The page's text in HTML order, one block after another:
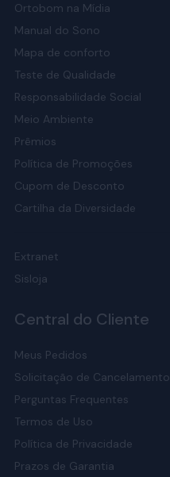
Ortobom na Mídia
Manual do Sono
Mapa de conforto
Teste de Qualidade
Responsabilidade Social
Meio Ambiente
Prêmios
Política de Promoções
Cupom de Desconto
Cartilha da Diversidade
Extranet
Sisloja
Central do Cliente
Meus Pedidos
Solicitação de Cancelamento
Perguntas Frequentes
Termos de Uso
Política de Privacidade
Prazos de Garantia